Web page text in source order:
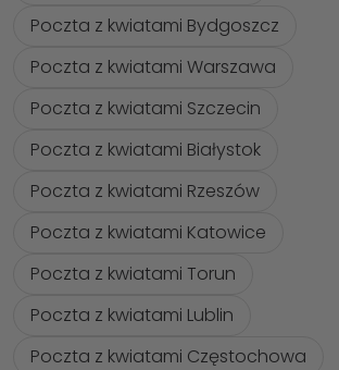
Poczta z kwiatami Bydgoszcz
Poczta z kwiatami Warszawa
Poczta z kwiatami Szczecin
Poczta z kwiatami Białystok
Poczta z kwiatami Rzeszów
Poczta z kwiatami Katowice
Poczta z kwiatami Torun
Poczta z kwiatami Lublin
Poczta z kwiatami Częstochowa